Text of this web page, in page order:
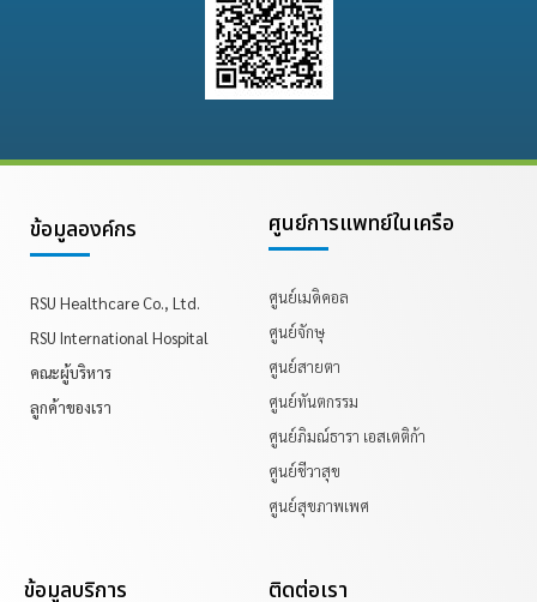
ข้อมูลองค์กร
RSU Healthcare Co., Ltd.
RSU International Hospital
คณะผู้บริหาร
ลูกค้าของเรา
ศูนย์การแพทย์ในเครือ
ศูนย์เมดิคอล
ศูนย์จักษุ
ศูนย์สายตา
ศูนย์ทันตกรรม
ศูนย์ภิมณ์ธารา เอสเตติก้า
ศูนย์ชีวาสุข
ศูนย์สุขภาพเพศ
ข้อมูลบริการ ติดต่อเรา